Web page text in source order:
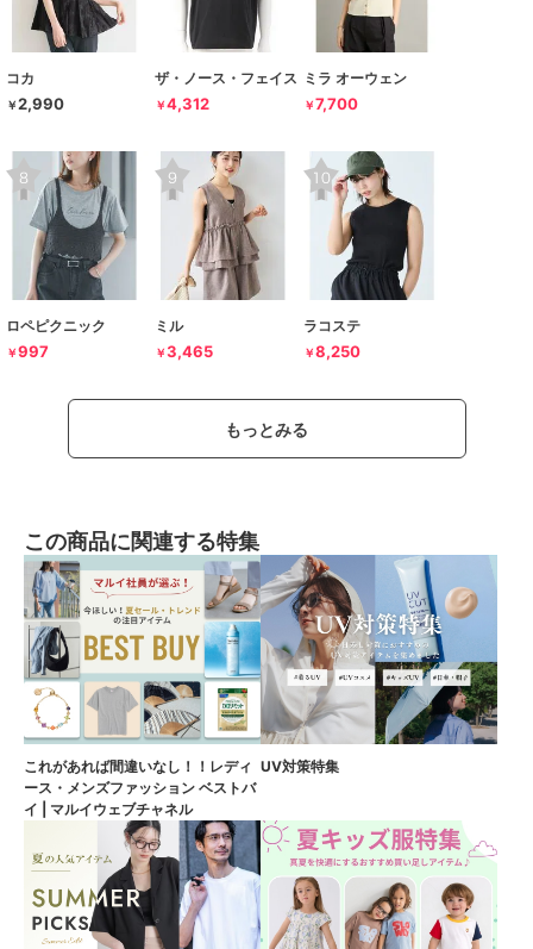
コカ
￥2,990
ザ・ノース・フェイス
￥4,312
ミラ オーウェン
￥7,700
ロペピクニック
￥997
ミル
￥3,465
ラコステ
￥8,250
もっとみる
この商品に関連する特集
これがあれば間違いなし！！レディ
ース・メンズファッション ベストバ
イ | マルイウェブチャネル
UV対策特集